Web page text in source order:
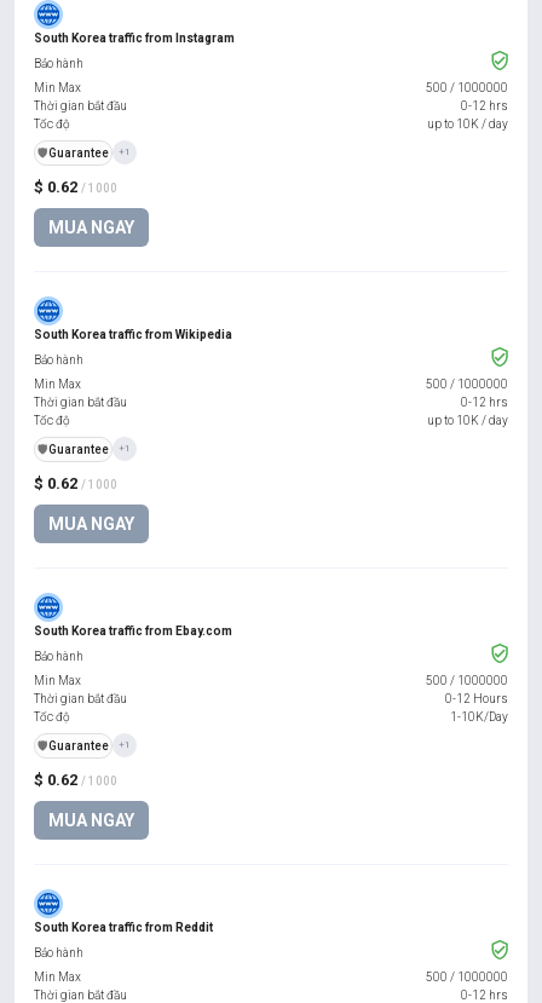
South Korea traffic from Instagram
$ 0.62 / 1000
MUA NGAY
Bảo hành
Min Max
500 / 1000000
Thời gian bắt đầu
0-12 hrs
Tốc độ
up to 10K / day
️🛡️Guarantee +1
South Korea traffic from Wikipedia
$ 0.62 / 1000
MUA NGAY
Bảo hành
Min Max
500 / 1000000
Thời gian bắt đầu
0-12 hrs
Tốc độ
up to 10K / day
️🛡️Guarantee +1
South Korea traffic from Ebay.com
$ 0.62 / 1000
MUA NGAY
Bảo hành
Min Max
500 / 1000000
Thời gian bắt đầu
0-12 Hours
Tốc độ
1-10K/Day
️🛡️Guarantee +1
South Korea traffic from Reddit
Bảo hành
Min Max
500 / 1000000
Thời gian bắt đầu
0-12 hrs